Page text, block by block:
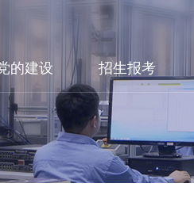
的建设 招生报考